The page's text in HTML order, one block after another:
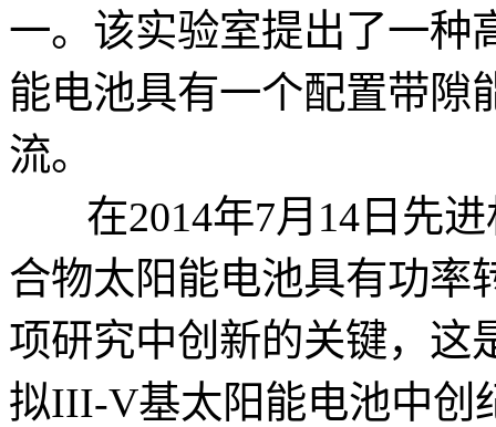
一。该实验室提出了一种
能电池具有一个配置带隙
流。
在2014年7月14日先
合物太阳能电池具有功率
项研究中创新的关键，这
拟III-V基太阳能电池中创